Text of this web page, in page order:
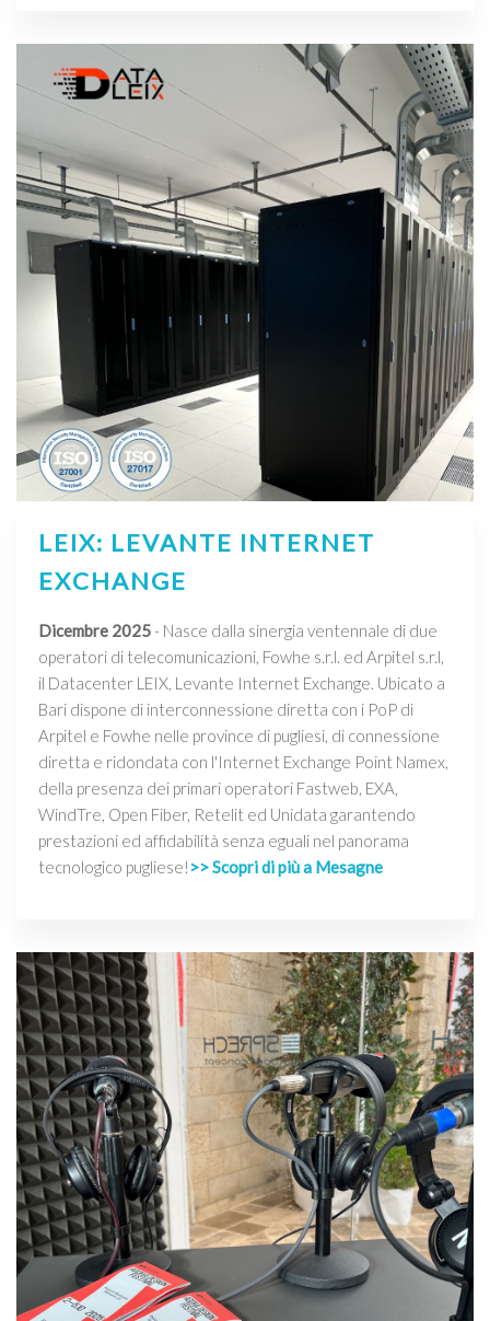
LEIX: LEVANTE INTERNET
EXCHANGE
Dicembre 2025- Nasce dalla sinergia ventennale di due
operatori di telecomunicazioni, Fowhe s.r.l. ed Arpitel s.r.l,
il Datacenter LEIX, Levante Internet Exchange. Ubicato a
Bari dispone di interconnessione diretta con i PoP di
Arpitel e Fowhe nelle province di pugliesi, di connessione
diretta e ridondata con l'Internet Exchange Point Namex,
della presenza dei primari operatori Fastweb, EXA,
WindTre, Open Fiber, Retelit ed Unidata garantendo
prestazioni ed affidabilità senza eguali nel panorama
tecnologico pugliese! >> Scopri di più a Mesagne